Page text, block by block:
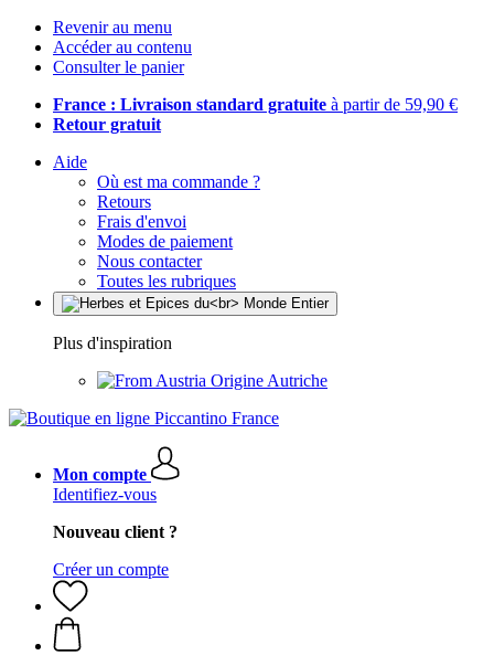
Revenir au menu
Accéder au contenu
Consulter le panier
France : Livraison standard gratuite à partir de 59,90 €
Retour gratuit
Aide
Où est ma commande ?
Retours
Frais d'envoi
Modes de paiement
Nous contacter
Toutes les rubriques
Plus d'inspiration
Origine Autriche
Mon compte
Identifiez-vous
Nouveau client ?
Créer un compte